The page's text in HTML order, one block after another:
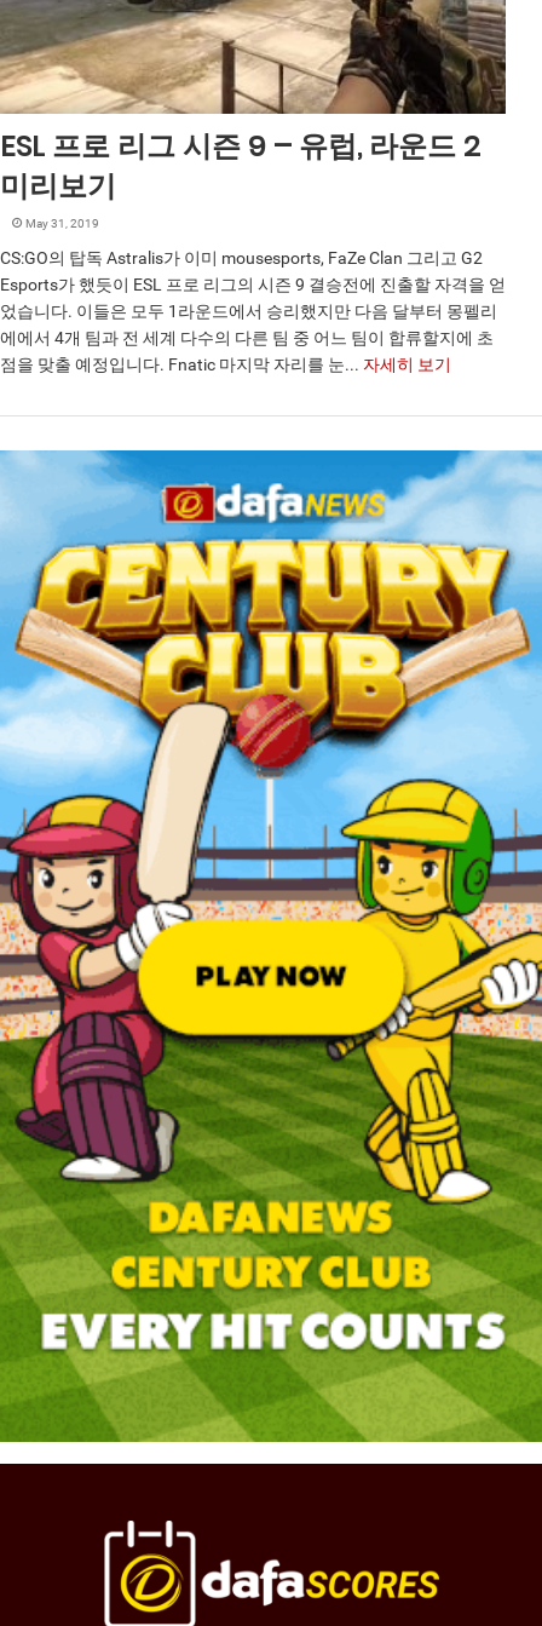
ESL 프로 리그 시즌 9 – 유럽, 라운드 2
미리보기
May 31, 2019
CS:GO의 탑독 Astralis가 이미 mousesports, FaZe Clan 그리고 G2
Esports가 했듯이 ESL 프로 리그의 시즌 9 결승전에 진출할 자격을 얻
었습니다. 이들은 모두 1라운드에서 승리했지만 다음 달부터 몽펠리
에에서 4개 팀과 전 세계 다수의 다른 팀 중 어느 팀이 합류할지에 초
점을 맞출 예정입니다. Fnatic 마지막 자리를 눈... 자세히 보기